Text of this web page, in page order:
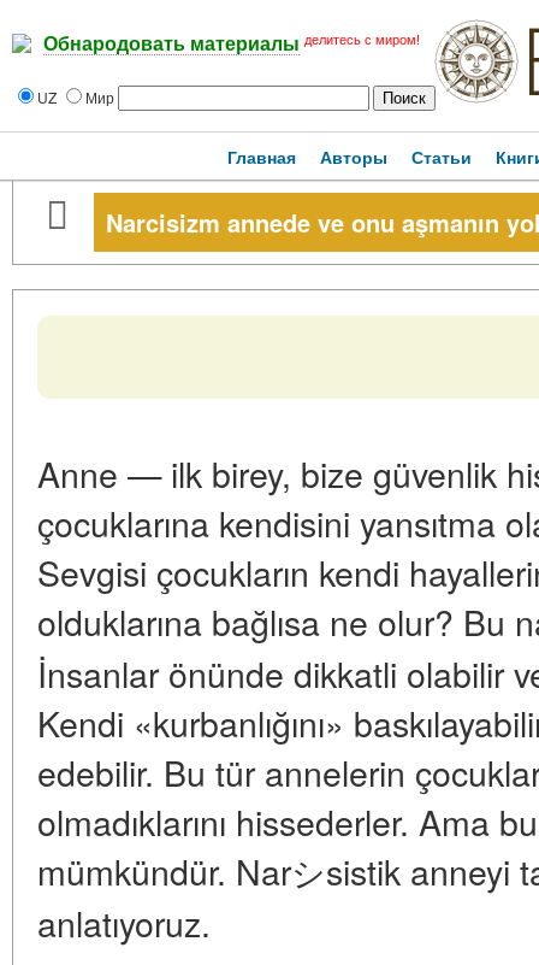
Обнародовать материалы делитесь с миром!
UZ Мир
Главная Авторы Статьи
Narcisizm annede ve onu aşmanın
Anne — ilk birey, bize güvenlik
çocuklarına kendisini yansıtma
Sevgisi çocukların kendi
olduklarına bağlısa ne olur? Bu
İnsanlar önünde dikkatli olabilir ve
Kendi «kurbanlığını»
edebilir. Bu tür annelerin
olmadıklarını hissederler. Ama
mümkündür. Narシsistik anneyi
anlatıyoruz.